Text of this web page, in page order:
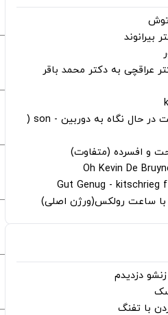
‌توش
بیرانوند
عراقچی به دکتر محمد باقر
دانلود قالب مرد سیاه پوست در حال نگاه به دوربین - son (
و افسرده (متفاوت)
با ساعت رولکس(ورژن اصلی)
دزدیدم
با تفنگ